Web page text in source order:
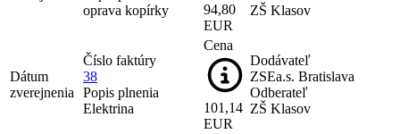
oprava kopírky
94,80
EUR
ZŠ Klasov
Dátum
zverejnenia
Číslo faktúry
38
Popis plnenia
Elektrina
Cena
101,14
EUR
Dodávateľ
ZSEa.s. Bratislava
Odberateľ
ZŠ Klasov